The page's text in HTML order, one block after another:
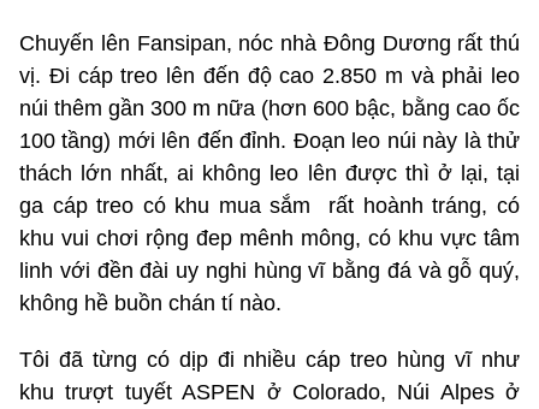
Chuyến lên Fansipan, nóc nhà Đông Dương rất thú
vị. Đi cáp treo lên đến độ cao 2.850 m và phải leo
núi thêm gần 300 m nữa (hơn 600 bậc, bằng cao ốc
100 tầng) mới lên đến đỉnh. Đoạn leo núi này là thử
thách lớn nhất, ai không leo lên được thì ở lại, tại
ga cáp treo có khu mua sắm rất hoành tráng, có
khu vui chơi rộng đep mênh mông, có khu vực tâm
linh với đền đài uy nghi hùng vĩ bằng đá và gỗ quý,
không hề buồn chán tí nào.
Tôi đã từng có dịp đi nhiều cáp treo hùng vĩ như
khu trượt tuyết ASPEN ở Colorado, Núi Alpes ở